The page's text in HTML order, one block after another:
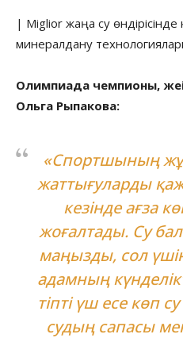
| Miglior жаңа су
минералдану
Олимпиада чемпионы,
Ольга Рыпакова:
«Спортшының
жаттығуларды
кезінде ағза
жоғалтады. Су
маңызды, сол
адамның
тіпті үш есе көп
судың сапасы